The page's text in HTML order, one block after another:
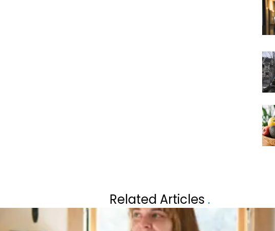
BORIS
LAGERHUIS
SPEECH VAN
Related Articles .